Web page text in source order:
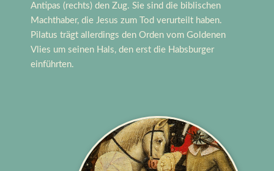
Antipas (rechts) den Zug. Sie sind die biblischen
Machthaber, die Jesus zum Tod verurteilt haben.
Pilatus trägt allerdings den Orden vom Goldenen
Vlies um seinen Hals, den erst die Habsburger
einführten.